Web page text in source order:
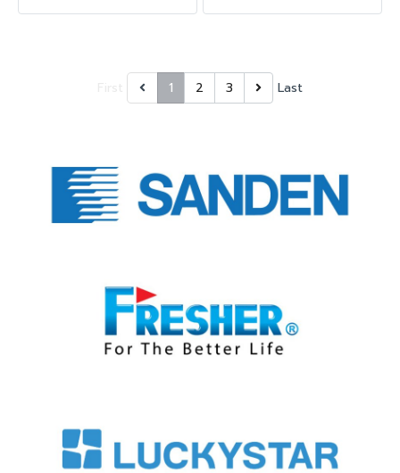
1 2 3 Last